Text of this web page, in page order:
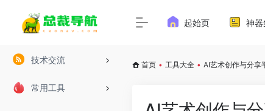
技术交流
常用工具
起始页 神器
首页 • 工具大全 • AI艺术创作与分享